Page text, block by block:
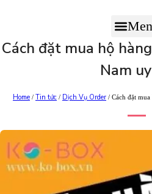
Cách đặt mua hộ
Nam
Home / Tin tức / Dịch Vụ Order / Cách đặt